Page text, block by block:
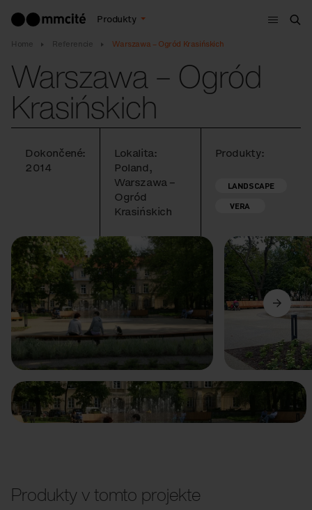
Produkty
Menu
Home Referencie Warszawa – Ogród Krasińskich
Warszawa – Ogród
Krasińskich
Dokončené:
2014
Lokalita:
Poland,
Warszawa –
Ogród
Krasińskich
Produkty:
LANDSCAPE
VERA
Predchádzajúci
Produkty v tomto projekte